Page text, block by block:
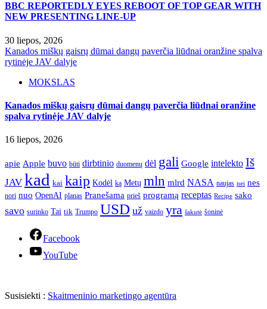
BBC REPORTEDLY EYES REBOOT OF TOP GEAR WITH
NEW PRESENTING LINE-UP
30 liepos, 2026
Kanados miškų gaisrų dūmai dangų paverčia liūdnai oranžine spalva
rytinėje JAV dalyje
MOKSLAS
Kanados miškų gaisrų dūmai dangų paverčia liūdnai oranžine
spalva rytinėje JAV dalyje
16 liepos, 2026
apie Apple buvo būti dirbtinio duomenų dėl gali Google intelekto Iš
JAV kad kai kaip Kodėl ką Metų mln mlrd NASA naujas nei nes
nori nuo OpenAI planas Pranešama prieš programą receptas Recipe sako
savo surinko Tai tik Trumpo USD už vaizdo yra šakutė šoninė
Facebook
YouTube
Susisiekti : Skaitmeninio marketingo agentūra